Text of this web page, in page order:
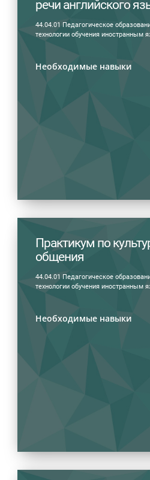
речи английского
44.04.01 Педагогическое
технологии обучения иностранным
Необходимые навыки
Практикум по
общения
44.04.01 Педагогическое
технологии обучения иностранным
Необходимые навыки